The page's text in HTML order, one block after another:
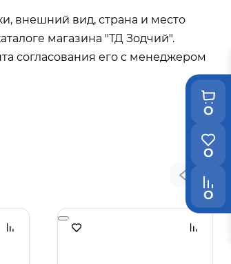
0
0
0
внешний вид, страна и место
магазина "ТД Зодчий".
согласования его с менеджером